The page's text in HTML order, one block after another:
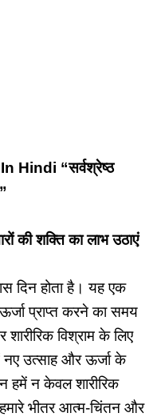
Hindi “सर्वश्रेष्ठ
की शक्ति का लाभ उठाएं
दिन होता है। यह एक
प्राप्त करने का समय
विश्राम के लिए
नए उत्साह और ऊर्जा के
हमें न केवल शारीरिक
भीतर आत्म-चिंतन और